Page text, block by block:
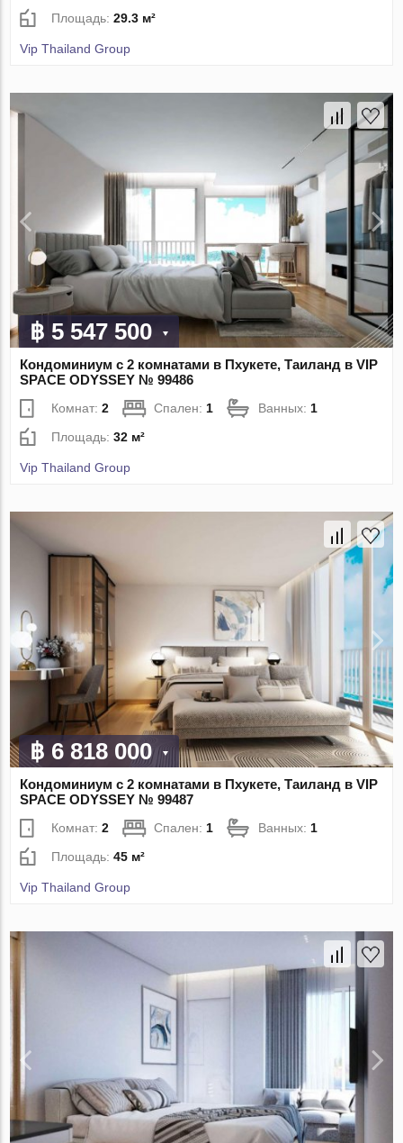
Площадь:29.3 м²
Vip Thailand Group
฿ 5 547 500
Кондоминиум с 2 комнатами в Пхукете, Таиланд в VIP
SPACE ODYSSEY № 99486
Комнат:2 Спален:1 Ванных:1
Площадь:32 м²
Vip Thailand Group
฿ 6 818 000
Кондоминиум с 2 комнатами в Пхукете, Таиланд в VIP
SPACE ODYSSEY № 99487
Комнат:2 Спален: 1 Ванных: 1
Площадь:45 м²
Vip Thailand Group